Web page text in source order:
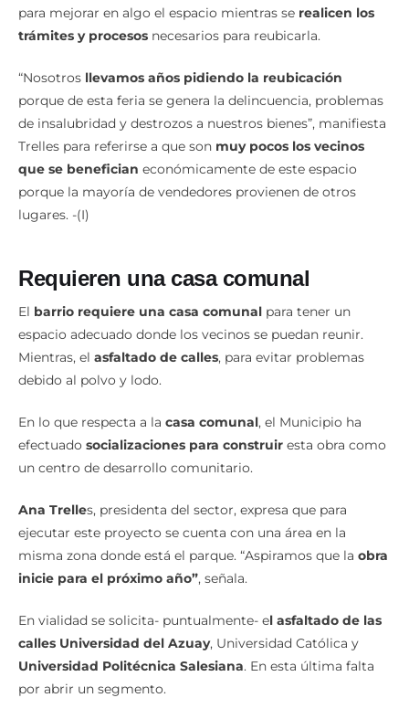
para mejorar en algo el espacio mientras se realicen los
trámites y procesos necesarios para reubicarla.
“Nosotros llevamos años pidiendo la reubicación
porque de esta feria se genera la delincuencia, problemas
de insalubridad y destrozos a nuestros bienes”, manifiesta
Trelles para referirse a que son muy pocos los vecinos
que se benefician económicamente de este espacio
porque la mayoría de vendedores provienen de otros
lugares. -(I)
Requieren una casa comunal
El barrio requiere una casa comunal para tener un
espacio adecuado donde los vecinos se puedan reunir.
Mientras, el asfaltado de calles, para evitar problemas
debido al polvo y lodo.
En lo que respecta a la casa comunal, el Municipio ha
efectuado socializaciones para construir esta obra como
un centro de desarrollo comunitario.
Ana Trelles, presidenta del sector, expresa que para
ejecutar este proyecto se cuenta con una área en la
misma zona donde está el parque. “Aspiramos que la obra
inicie para el próximo año”, señala.
En vialidad se solicita- puntualmente- el asfaltado de las
calles Universidad del Azuay, Universidad Católica y
Universidad Politécnica Salesiana. En esta última falta
por abrir un segmento.